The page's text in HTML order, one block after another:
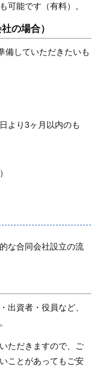
可能です（有料）。
の場合）
備していただきたいも
より3ヶ月以内のも
な合同会社設立の流
出資者・役員など、
ただきますので、ご
ことがあってもご安